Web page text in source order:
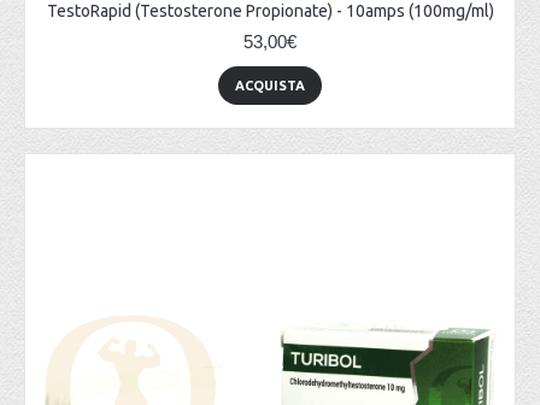
TestoRapid (Testosterone Propionate) - 10amps (100mg/ml)
53,00€
ACQUISTA